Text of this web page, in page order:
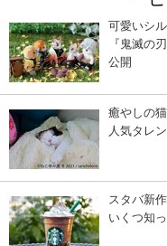
可愛いシ
『鬼滅の
公開
癒やしの
人気タレ
スタバ新
いくつ知